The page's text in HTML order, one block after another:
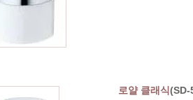
로얄 클래식(SD-